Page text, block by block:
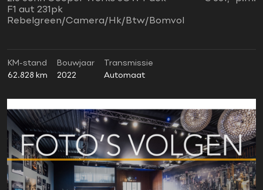
F1 aut 231pk
Rebelgreen/Camera/Hk/Btw/Bomvol
KM-stand
62.828 km
Bouwjaar
2022
Transmissie
Automaat